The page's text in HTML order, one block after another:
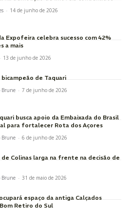
- 14 de junho de 2026
Expofeira celebra sucesso com 42%
a mais
- 13 de junho de 2026
bicampeão de Taquari
Brune - 7 de junho de 2026
busca apoio da Embaixada do Brasil
para fortalecer Rota dos Açores
Brune - 6 de junho de 2026
Colinas larga na frente na decisão de
Brune - 31 de maio de 2026
espaço da antiga Calçados
Retiro do Sul